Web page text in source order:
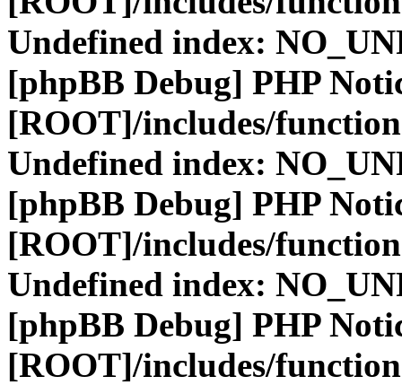
Undefined index:
[phpBB Debug] PHP
[ROOT]/includes/
Undefined index:
[phpBB Debug] PHP
[ROOT]/includes/
Undefined index:
[phpBB Debug] PHP
[ROOT]/includes/